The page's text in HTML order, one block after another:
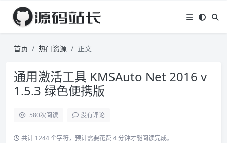
首页 热门资源 正文
通用激活工具 KMSAuto Net 2016 v
1.5.3 绿色便携版
580次阅读 没有评论
共计 1244 个字符，预计需要花费 4 分钟才能阅读完成。